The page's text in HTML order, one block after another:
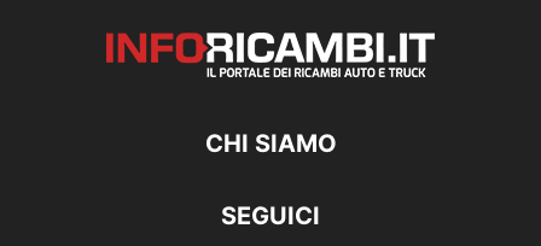
CHI SIAMO
SEGUICI